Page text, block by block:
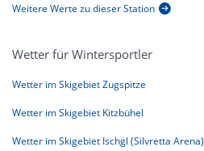
Weitere Werte zu dieser Station
Wetter für Wintersportler
Wetter im Skigebiet Zugspitze
Wetter im Skigebiet Kitzbühel
Wetter im Skigebiet Ischgl (Silvretta Arena)